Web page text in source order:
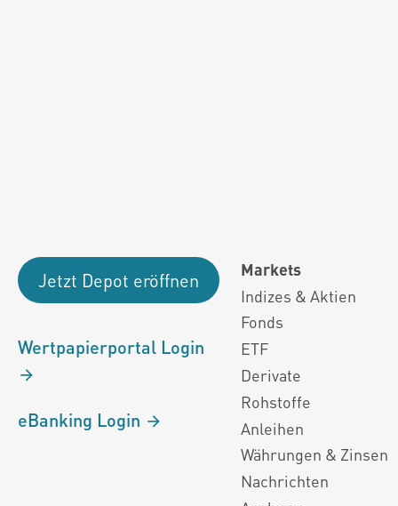
Jetzt Depot eröffnen
Wertpapierportal Login
eBanking Login
Markets
Indizes & Aktien
Fonds
ETF
Derivate
Rohstoffe
Anleihen
Währungen & Zinsen
Nachrichten